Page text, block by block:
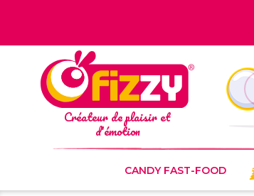
Créateur de plaisir et
d'émotion
CANDY FAST-FOOD